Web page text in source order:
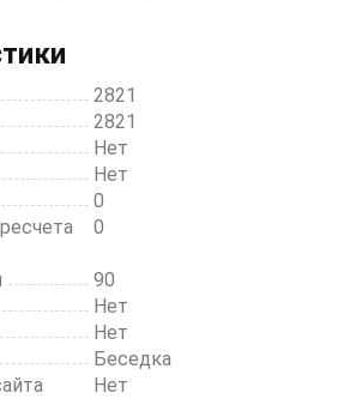
2821
2821
Нет
Нет
0
0
90
Нет
Нет
Беседка
Нет